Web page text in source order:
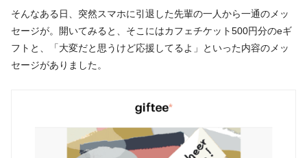
そんなある日、突然スマホに引退した先輩の一人から一通のメッ
セージが。開いてみると、そこにはカフェチケット500円分のeギ
フトと、「大変だと思うけど応援してるよ」といった内容のメッ
セージがありました。